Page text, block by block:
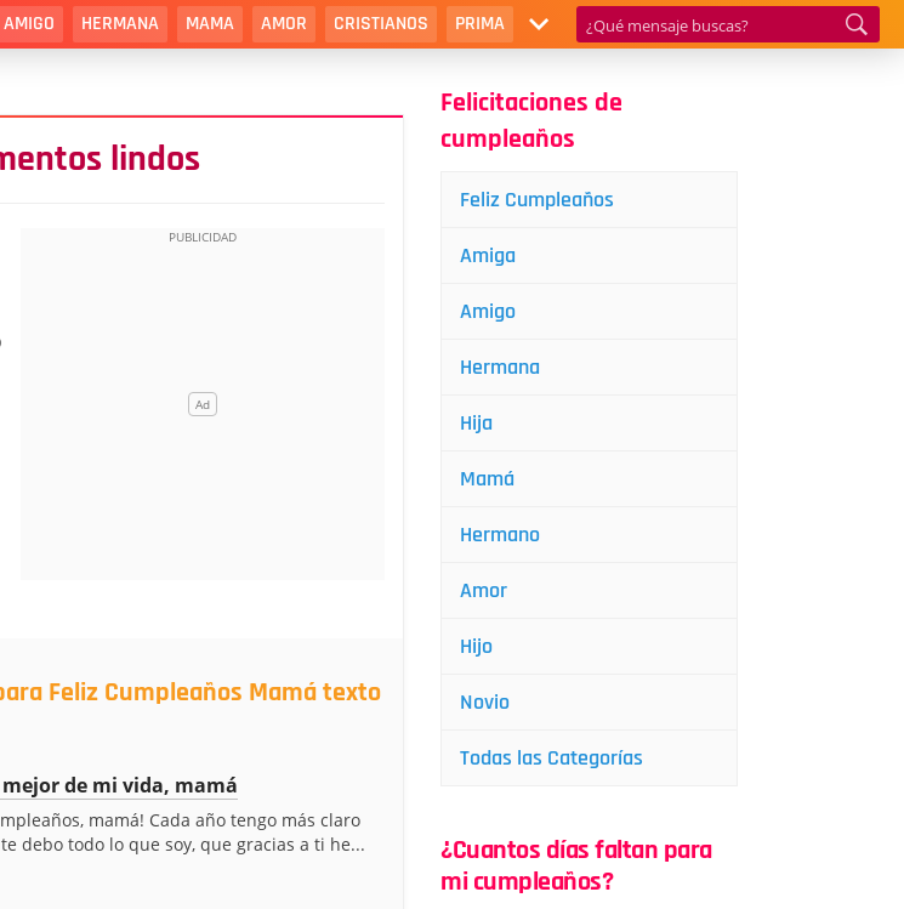
AMIGO HERMANA MAMA AMOR CRISTIANOS PRIMA
lindos
Feliz Cumpleaños Mamá texto
mejor de mi vida, mamá
mamá! Cada año tengo más claro
debo todo lo que soy, que gracias a ti he...
Felicitaciones de
cumpleaños
Feliz Cumpleaños
Amiga
Amigo
Hermana
Hija
Mamá
Hermano
Amor
Hijo
Novio
Todas las Categorías
¿Cuantos días faltan para
mi cumpleaños?